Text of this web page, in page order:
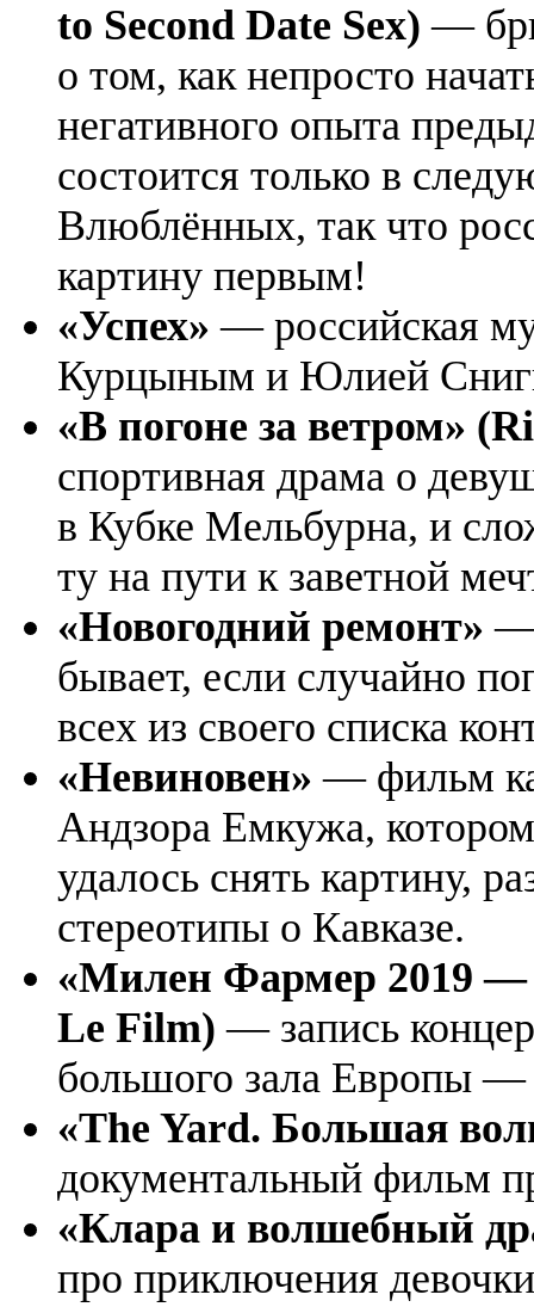
to Second Date Sex)—
о том, как непросто
негативного опыта
состоится только в
Влюблённых, так что
картину первым!
«Успех» — российская
Курцыным и Юлией
«В погоне за ветром»
спортивная драма о
в Кубке Мельбурна, и
ту на пути к заветной
«Новогодний ремонт»—
бывает, если случайно
всех из своего списка
«Невиновен»— фильм
Андзора Емкужа,
удалось снять картину,
стереотипы о Кавказе.
«Милен Фармер 2019 —
Le Film)— запись
большого зала Европы —
«The Yard. Большая
документальный фильм
«Клара и волшебный
про приключения